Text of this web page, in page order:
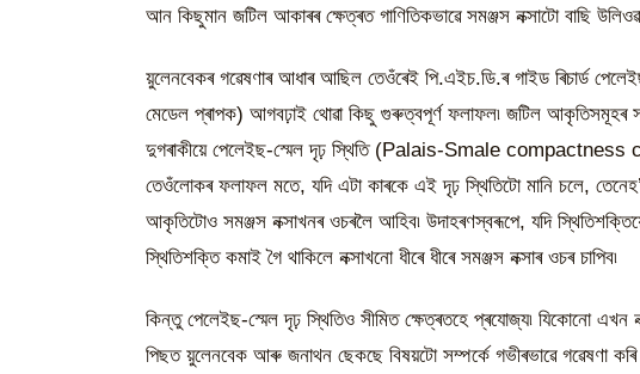
আন কিছুমান জটিল আকাৰৰ ক্ষেত্ৰত গাণিতিকভাৱে সমঞ্জস নক্সাটো বাছি
য়ুলেনবেকৰ গৱেষণাৰ আধাৰ আছিল তেওঁৰেই পি.এইচ.ডি.ৰ গাইড ৰিচাৰ্ড
মেডেল প্ৰাপক) আগবঢ়াই থোৱা কিছু গুৰুত্বপূৰ্ণ ফলাফল৷ জটিল আকৃতিসমূহৰ
দুগৰাকীয়ে পেলেইছ-স্মেল দৃঢ় স্থিতি (Palais-Smale compactness
তেওঁলোকৰ ফলাফল মতে, যদি এটা কাৰকে এই দৃঢ় স্থিতিটো মানি চলে,
আকৃতিটোও সমঞ্জস নক্সাখনৰ ওচৰলৈ আহিব৷ উদাহৰণস্বৰূপে, যদি
স্থিতিশক্তি কমাই গৈ থাকিলে নক্সাখনো ধীৰে ধীৰে সমঞ্জস নক্সাৰ ওচৰ চাপিব৷
কিন্তু পেলেইছ-স্মেল দৃঢ় স্থিতিও সীমিত ক্ষেত্ৰতহে প্ৰযোজ্য৷ যিকোনো এখন
পিছত য়ুলেনবেক আৰু জনাথন ছেকছে বিষয়টো সম্পৰ্কে গভীৰভাৱে গৱেষণা